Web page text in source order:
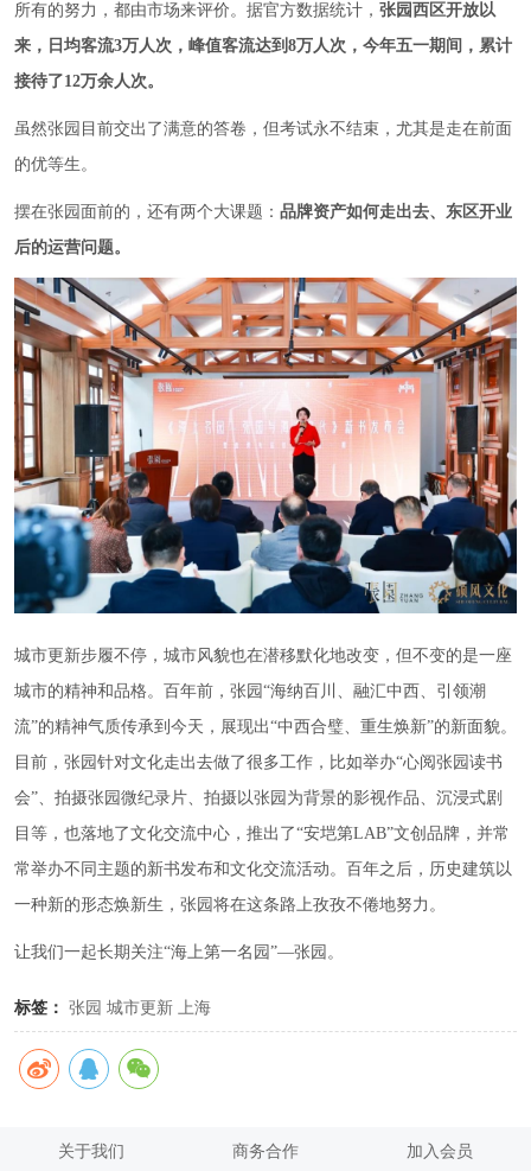
所有的努力，都由市场来评价。据官方数据统计， 张园西区开放以
来，日均客流3万人次，峰值客流达到8万人次，今年五一期间，累计
接待了12万余人次。
虽然张园目前交出了满意的答卷，但考试永不结束，尤其是走在前面
的优等生。
摆在张园面前的，还有两个大课题： 品牌资产如何走出去、东区开业
后的运营问题。
城市更新步履不停，城市风貌也在潜移默化地改变，但不变的是一座
城市的精神和品格。百年前，张园“海纳百川、融汇中西、引领潮
流”的精神气质传承到今天，展现出“中西合璧、重生焕新”的新面貌。
目前，张园针对文化走出去做了很多工作，比如举办“心阅张园读书
会”、拍摄张园微纪录片、拍摄以张园为背景的影视作品、沉浸式剧
目等，也落地了文化交流中心，推出了“安垲第LAB”文创品牌，并常
常举办不同主题的新书发布和文化交流活动。百年之后，历史建筑以
一种新的形态焕新生，张园将在这条路上孜孜不倦地努力。
让我们一起长期关注“海上第一名园”—张园。
标签： 张园 城市更新 上海
关于我们 商务合作 加入会员